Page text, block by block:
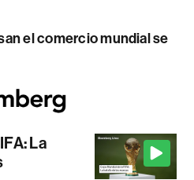
el comercio mundial se
La